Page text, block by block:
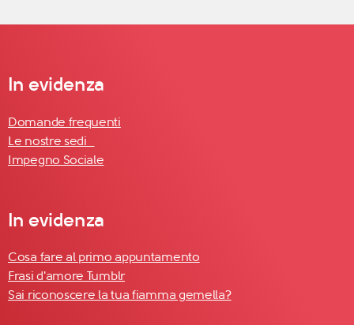
In evidenza
Domande frequenti
Le nostre sedi
Impegno Sociale
In evidenza
Cosa fare al primo appuntamento
Frasi d'amore Tumblr
Sai riconoscere la tua fiamma gemella?